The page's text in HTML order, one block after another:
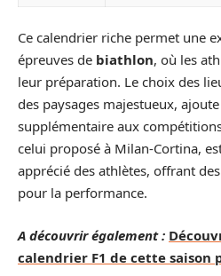
Ce calendrier riche permet une
épreuves de biathlon, où les
leur préparation. Le choix des
des paysages majestueux,
supplémentaire aux
celui proposé à Milan-Cortina,
apprécié des athlètes, offrant
pour la performance.
A découvrir également :
calendrier F1 de cette saison